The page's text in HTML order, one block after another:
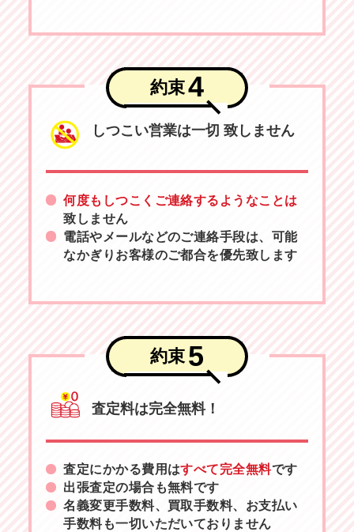
約束4
しつこい営業は一切 致しません
何度もしつこくご連絡するようなことは
致しません
電話やメールなどのご連絡手段は、可能
なかぎりお客様のご都合を優先致します
約束 5
査定料は完全無料！
査定にかかる費用はすべて完全無料です
出張査定の場合も無料です
名義変更手数料、買取手数料、お支払い
手数料も一切いただいておりません